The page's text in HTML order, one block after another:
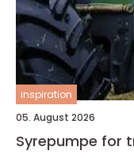
inspiration
05. August 2026
Syrepumpe for